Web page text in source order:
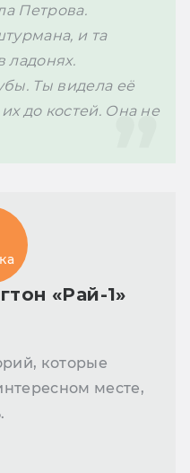
Петрова.
и та
ладонях.
Ты видела её
до костей. Она не
«Рай-1»
которые
месте,